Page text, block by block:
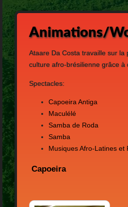
Animations/
Ataare Da Costa travaille sur la
culture afro-brésilienne grâce à
Spectacles:
Capoeira Antiga
Maculélé
Samba de Roda
Samba
Musiques Afro-Latines et
Capoeira